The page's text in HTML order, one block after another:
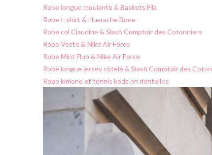
Robe longue moulante & Baskets Fila
Robe t-shirt & Huarache Bone
Robe col Claudine & Slash Comptoir des Cotonniers
Robe Veste & Nike Air Force
Robe Mint Fluo & Nike Air Force
Robe longue jersey côtelé & Slash Comptoir des
Robe kimono et tennis keds en dentelles